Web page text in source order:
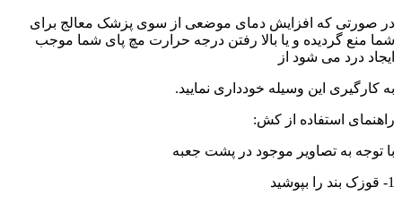
در صورتی که افزایش دمای موضعی از سوی پزشک معالج برای
شما منع گردیده و یا بالا رفتن درجه حرارت مچ پای شما موجب
ایجاد درد می ‌شود از
به کارگیری این وسیله خودداری نمایید.
راهنمای استفاده از کش:
با توجه به تصاویر موجود در پشت جعبه
1- قوزک ‌بند را بپوشید